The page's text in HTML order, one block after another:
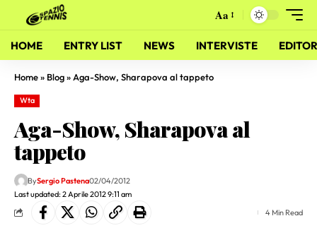
Aa
HOME ENTRY LIST NEWS INTERVISTE
Home» Blog» Aga-Show, Sharapova al tappeto
Wta
Aga-Show, Sharapova al
tappeto
Last updated: 2 Aprile 2012 9:11 am
BySergio Pastena02/04/2012
4 Min Read